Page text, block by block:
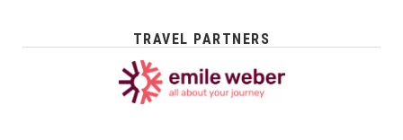
TRAVEL PARTNERS